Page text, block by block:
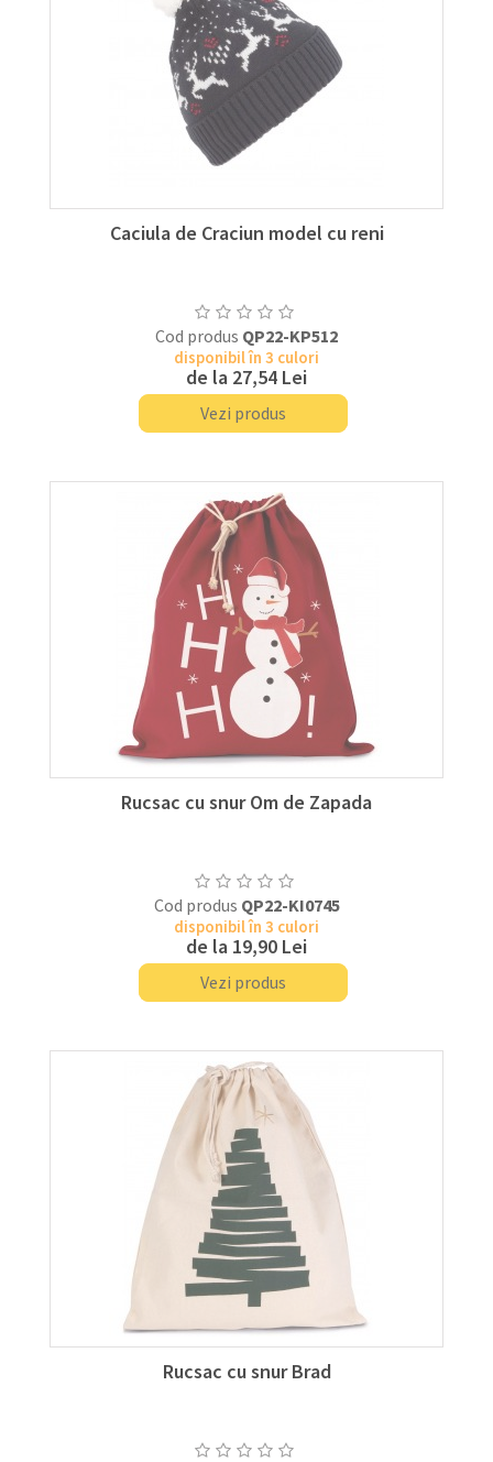
Caciula de Craciun model cu reni
Cod produs QP22-KP512
disponibil în 3 culori
de la 27,54 Lei
Vezi produs
Rucsac cu snur Om de Zapada
Cod produs QP22-KI0745
disponibil în 3 culori
de la 19,90 Lei
Vezi produs
Rucsac cu snur Brad